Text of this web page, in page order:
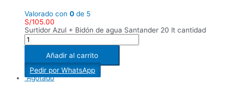
Valorado con 0 de 5
S/105.00
Surtidor Azul + Bidón de agua Santander 20 lt cantidad
Añadir al carrito
Pedir por WhatsApp
Agotado